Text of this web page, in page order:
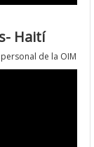
Haití
de la OIM